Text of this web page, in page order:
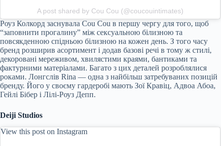
A post shared by Cou Cou (@coucouintimates)
Роуз Колкорд заснувала Cou Cou в першу чергу для того, щоб
“заповнити прогалину” між сексуальною білизною та
повсякденною спідньою білизною на кожен день. З того часу
бренд розширив асортимент і додав базові речі в тому ж стилі,
декоровані мереживом, хвилястими краями, бантиками та
фактурними матеріалами. Багато з цих деталей розроблялися
роками. Лонгслів Rina — одна з найбільш затребуваних позицій
бренду. Його у своєму гардеробі мають Зої Кравіц, Адвоа Абоа,
Гейлі Бібер і Лілі-Роуз Депп.
Deiji Studios
View this post on Instagram